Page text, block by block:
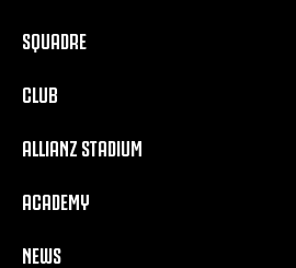
SQUADRE
CLUB
ALLIANZ STADIUM
ACADEMY
NEWS